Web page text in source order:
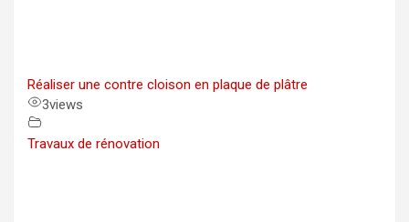
Réaliser une contre cloison en plaque de plâtre
3views
Travaux de rénovation